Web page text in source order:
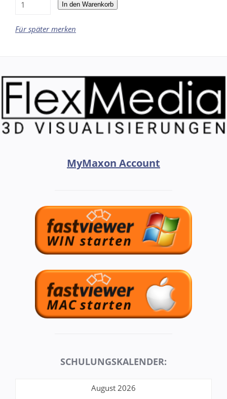
In den Warenkorb
Für später merken
MyMaxon Account
SCHULUNGSKALENDER:
August 2026